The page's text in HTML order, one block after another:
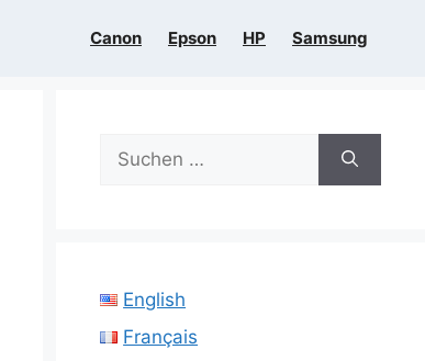
Canon Epson HP Samsung
Suchen
nach:
English
Français